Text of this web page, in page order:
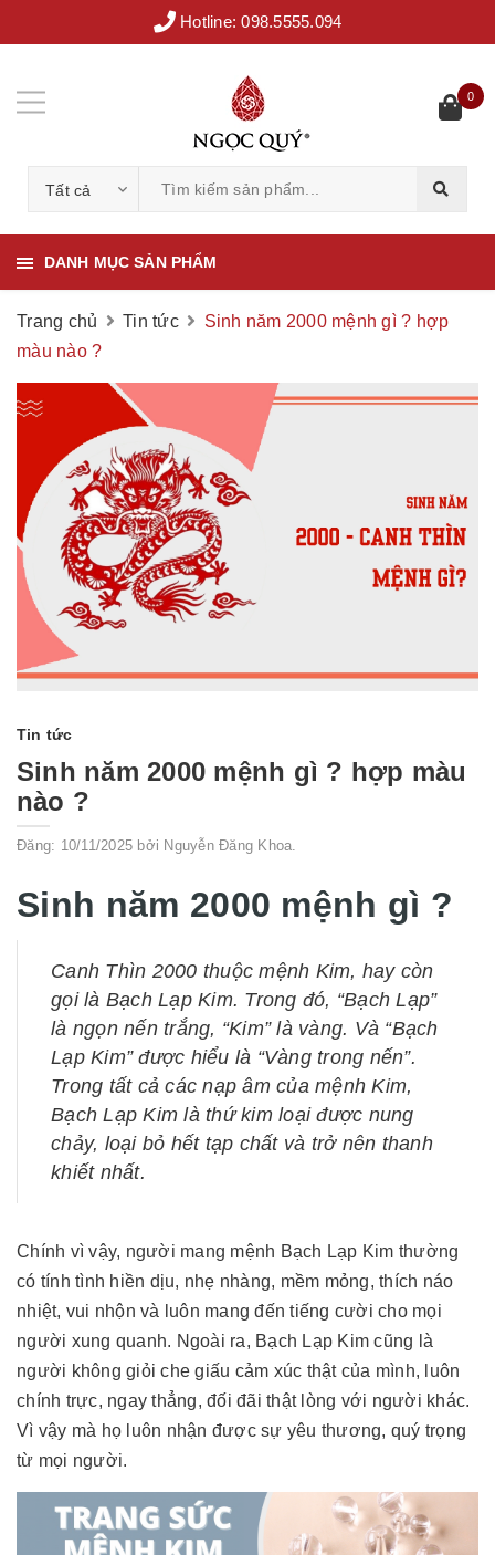
Hotline:098.5555.094
Tất cả
0
DANH MỤC SẢN PHẨM
Trang chủ Tin tức
Sinh năm 2000 mệnh gì ? hợp
màu nào ?
Tin tức
Sinh năm 2000 mệnh gì ? hợp màu
nào ?
Đăng: 10/11/2025 bởi Nguyễn Đăng Khoa.
Sinh năm 2000 mệnh gì ?
Canh Thìn 2000 thuộc mệnh Kim, hay còn
gọi là Bạch Lạp Kim. Trong đó, “Bạch Lạp”
là ngọn nến trắng, “Kim” là vàng. Và “Bạch
Lạp Kim” được hiểu là “Vàng trong nến”.
Trong tất cả các nạp âm của mệnh Kim,
Bạch Lạp Kim là thứ kim loại được nung
chảy, loại bỏ hết tạp chất và trở nên thanh
khiết nhất.
Chính vì vậy, người mang mệnh Bạch Lạp Kim thường
có tính tình hiền dịu, nhẹ nhàng, mềm mỏng, thích náo
nhiệt, vui nhộn và luôn mang đến tiếng cười cho mọi
người xung quanh. Ngoài ra, Bạch Lạp Kim cũng là
người không giỏi che giấu cảm xúc thật của mình, luôn
chính trực, ngay thẳng, đối đãi thật lòng với người khác.
Vì vậy mà họ luôn nhận được sự yêu thương, quý trọng
từ mọi người.